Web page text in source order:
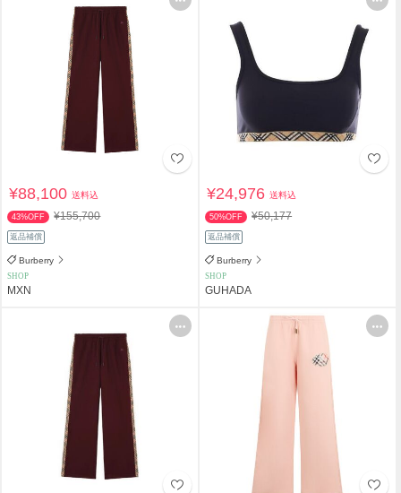
¥88,100送料込
43%OFF ¥155,700
返品補償
Burberry
SHOP
MXN
¥24,976送料込
50%OFF ¥50,177
返品補償
Burberry
SHOP
GUHADA